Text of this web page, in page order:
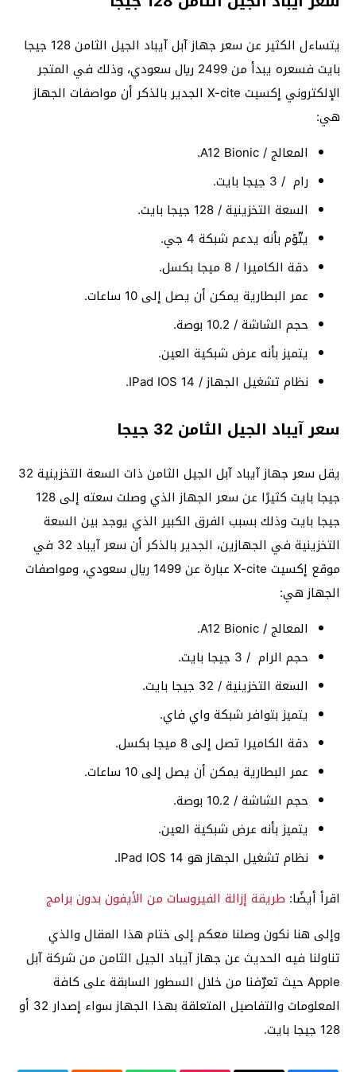
يتساءل الكثير عن سعر جهاز آبل آيباد الجيل الثامن 128 جيجا
بايت فسعره يبدأ من 2499 ريال سعودي، وذلك في المتجر
الإلكتروني إكسيت X-cite الجدير بالذكر أن مواصفات الجهاز
هي:
المعالج / A12 Bionic.
رام / 3 جيجا بايت.
السعة التخزينية / 128 جيجا بايت.
يتّؤم بأنه يدعم شبكة 4 جي.
دقة الكاميرا / 8 ميجا بكسل.
عمر البطارية يمكن أن يصل إلى 10 ساعات.
حجم الشاشة / 10.2 بوصة.
يتميز بأنه عرض شبكية العين.
نظام تشغيل الجهاز / IPad IOS 14.
سعر آيباد الجيل الثامن 32 جيجا
يقل سعر جهاز آيباد آبل الجيل الثامن ذات السعة التخزينية 32
جيجا بايت كثيرًا عن سعر الجهاز الذي وصلت سعته إلى 128
جيجا بايت وذلك بسبب الفرق الكبير الذي يوجد بين السعة
التخزينية في الجهازين، الجدير بالذكر أن سعر آيباد 32 في
موقع إكسيت X-cite عبارة عن 1499 ريال سعودي، ومواصفات
الجهاز هي:
المعالج / A12 Bionic.
حجم الرام / 3 جيجا بايت.
السعة التخزينية / 32 جيجا بايت.
يتميز بتوافر شبكة واي فاي.
دقة الكاميرا تصل إلى 8 ميجا بكسل.
عمر البطارية يمكن أن يصل إلى 10 ساعات.
حجم الشاشة / 10.2 بوصة.
يتميز بأنه عرض شبكية العين.
نظام تشغيل الجهاز هو IPad IOS 14.
اقرأ أيضًا: طريقة إزالة الفيروسات من الأيفون بدون برامج
وإلى هنا نكون وصلنا معكم إلى ختام هذا المقال والذي
تناولنا فيه الحديث عن جهاز آيباد الجيل الثامن من شركة آبل
Apple حيث تعرّفنا من خلال السطور السابقة على كافة
المعلومات والتفاصيل المتعلقة بهذا الجهاز سواء إصدار 32 أو
128 جيجا بايت.